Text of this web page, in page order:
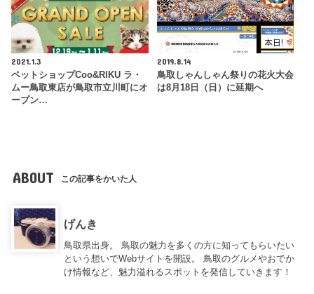
2021.1.3
ペットショップCoo&RIKU ラ・
ムー鳥取東店が鳥取市立川町にオ
ープン…
2019.8.14
鳥取しゃんしゃん祭りの花火大会
は8月18日（日）に延期へ
ABOUT この記事をかいた人
げんき
鳥取県出身。 鳥取の魅力を多くの方に知ってもらいたい
という想いでWebサイトを開設。 鳥取のグルメやおでか
け情報など、魅力溢れるスポットを発信していきます！